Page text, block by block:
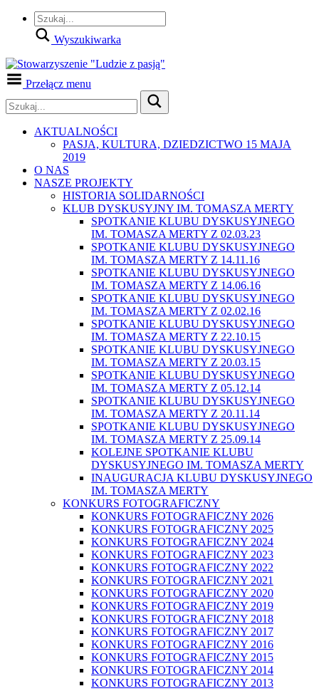
Wyszukiwarka
Przełącz menu
AKTUALNOŚCI
PASJA, KULTURA, DZIEDZICTWO 15 MAJA
2019
O NAS
NASZE PROJEKTY
HISTORIA SOLIDARNOŚCI
KLUB DYSKUSYJNY IM. TOMASZA MERTY
SPOTKANIE KLUBU DYSKUSYJNEGO
IM. TOMASZA MERTY Z 02.03.23
SPOTKANIE KLUBU DYSKUSYJNEGO
IM. TOMASZA MERTY Z 14.11.16
SPOTKANIE KLUBU DYSKUSYJNEGO
IM. TOMASZA MERTY Z 14.06.16
SPOTKANIE KLUBU DYSKUSYJNEGO
IM. TOMASZA MERTY Z 02.02.16
SPOTKANIE KLUBU DYSKUSYJNEGO
IM. TOMASZA MERTY Z 22.10.15
SPOTKANIE KLUBU DYSKUSYJNEGO
IM. TOMASZA MERTY Z 20.03.15
SPOTKANIE KLUBU DYSKUSYJNEGO
IM. TOMASZA MERTY Z 05.12.14
SPOTKANIE KLUBU DYSKUSYJNEGO
IM. TOMASZA MERTY Z 20.11.14
SPOTKANIE KLUBU DYSKUSYJNEGO
IM. TOMASZA MERTY Z 25.09.14
KOLEJNE SPOTKANIE KLUBU
DYSKUSYJNEGO IM. TOMASZA MERTY
INAUGURACJA KLUBU DYSKUSYJNEGO
IM. TOMASZA MERTY
KONKURS FOTOGRAFICZNY
KONKURS FOTOGRAFICZNY 2026
KONKURS FOTOGRAFICZNY 2025
KONKURS FOTOGRAFICZNY 2024
KONKURS FOTOGRAFICZNY 2023
KONKURS FOTOGRAFICZNY 2022
KONKURS FOTOGRAFICZNY 2021
KONKURS FOTOGRAFICZNY 2020
KONKURS FOTOGRAFICZNY 2019
KONKURS FOTOGRAFICZNY 2018
KONKURS FOTOGRAFICZNY 2017
KONKURS FOTOGRAFICZNY 2016
KONKURS FOTOGRAFICZNY 2015
KONKURS FOTOGRAFICZNY 2014
KONKURS FOTOGRAFICZNY 2013